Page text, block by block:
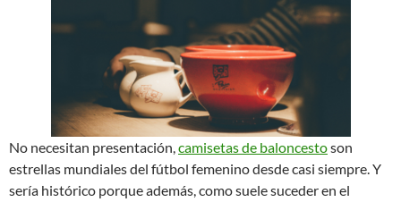
No necesitan presentación,camisetas de baloncestoson
estrellas mundiales del fútbol femenino desde casi siempre. Y
sería histórico porque además, como suele suceder en el